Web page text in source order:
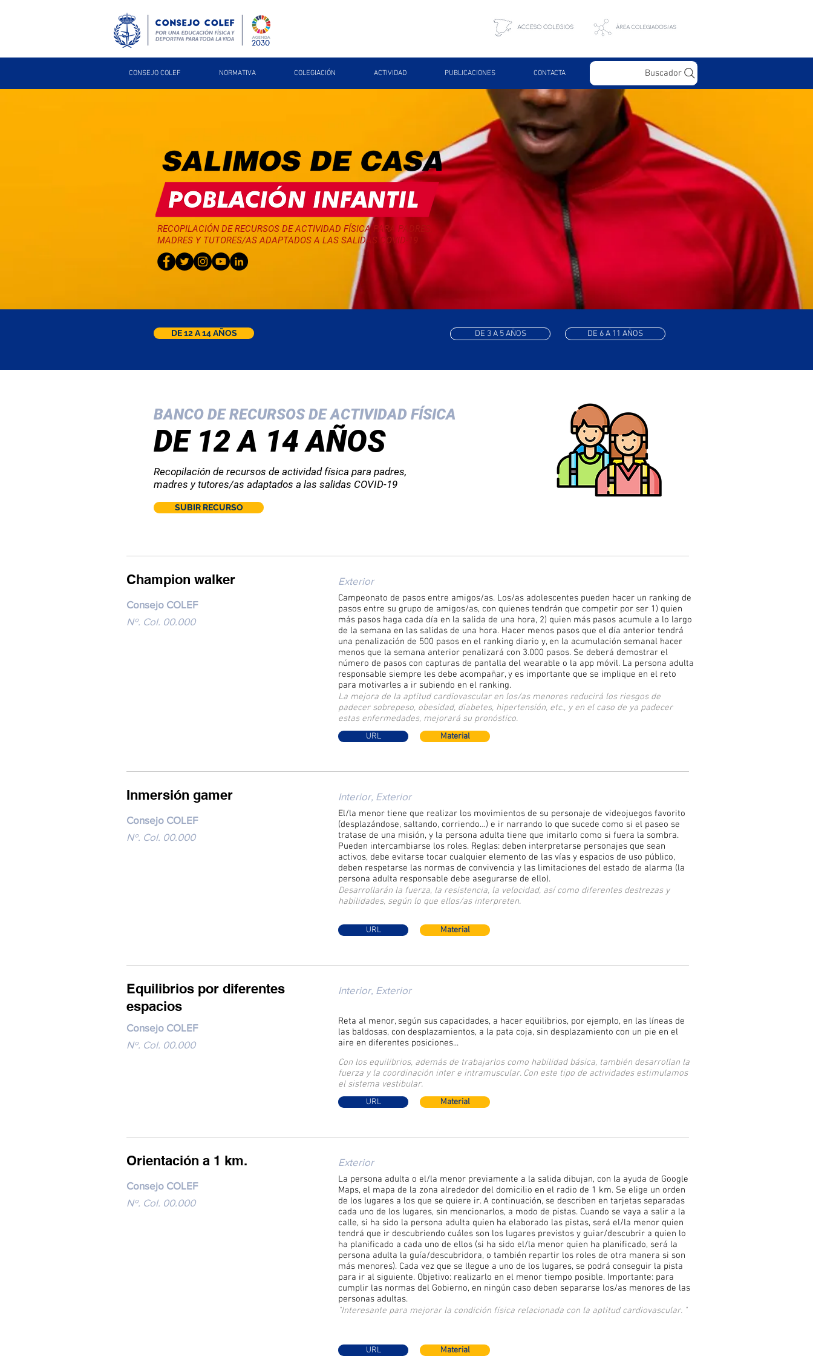
CONSEJO COLEF NORMATIVA COLEGIACIÓN ACTIVIDAD PUBLICACIONES CONTACTA Buscador
RECOPILACIÓN DE RECURSOS DE ACTIVIDAD FÍSICA PARA PADRES,
MADRES Y TUTORES/ASADAPTADOS A LAS SALIDAS COVID-19
DE 12 A 14 AÑOS DE 3 A 5 AÑOS DE 6 A 11 AÑOS
BANCO DE RECURSOS DE ACTIVIDAD FÍSICA
DE 12 A 14 AÑOS
Recopilación de recursos de actividad física para padres,
madres y tutores/as adaptados a las salidas COVID-19
SUBIR RECURSO
Champion walker
Consejo COLEF
Nº. Col. 00.000
Exterior
Campeonato de pasos entre amigos/as. Los/as adolescentes pueden hacer un ranking de
pasos entre su grupo de amigos/as, con quienes tendrán que competir por ser 1) quien
más pasos haga cada día en la salida de una hora, 2) quien más pasos acumule a lo largo
de la semana en las salidas de una hora. Hacer menos pasos que el día anterior tendrá
una penalización de 500 pasos en el ranking diario y, en la acumulación semanal hacer
menos que la semana anterior penalizará con 3.000 pasos. Se deberá demostrar el
número de pasos con capturas de pantalla del wearable o la app móvil. La persona adulta
responsable siempre les debe acompañar, y es importante que se implique en el reto
para motivarles a ir subiendo en el ranking.
La mejora de la aptitud cardiovascular en los/as menores reducirá los riesgos de
padecer sobrepeso, obesidad, diabetes, hipertensión, etc., y en el caso de ya padecer
estas enfermedades, mejorará su pronóstico.
URL Material
Inmersión gamer
Consejo COLEF
Nº. Col. 00.000
Interior, Exterior
El/la menor tiene que realizar los movimientos de su personaje de videojuegos favorito
(desplazándose, saltando, corriendo…) e ir narrando lo que sucede como si el paseo se
tratase de una misión, y la persona adulta tiene que imitarlo como si fuera la sombra.
Pueden intercambiarse los roles. Reglas: deben interpretarse personajes que sean
activos, debe evitarse tocar cualquier elemento de las vías y espacios de uso público,
deben respetarse las normas de convivencia y las limitaciones del estado de alarma (la
persona adulta responsable debe asegurarse de ello).
Desarrollarán la fuerza, la resistencia, la velocidad, así como diferentes destrezas y
habilidades, según lo que ellos/as interpreten.
URL Material
Equilibrios por diferentes
espacios
Consejo COLEF
Nº. Col. 00.000
Interior, Exterior
Reta al menor, según sus capacidades, a hacer equilibrios, por ejemplo, en las líneas de
las baldosas, con desplazamientos, a la pata coja, sin desplazamiento con un pie en el
aire en diferentes posiciones...
Con los equilibrios, además de trabajarlos como habilidad básica, también desarrollan la
fuerza y la coordinación inter e intramuscular. Con este tipo de actividades estimulamos
el sistema vestibular.
URL Material
Orientación a 1 km.
Consejo COLEF
Nº. Col. 00.000
Exterior
La persona adulta o el/la menor previamente a la salida dibujan, con la ayuda de Google
Maps, el mapa de la zona alrededor del domicilio en el radio de 1 km. Se elige un orden
de los lugares a los que se quiere ir. A continuación, se describen en tarjetas separadas
cada uno de los lugares, sin mencionarlos, a modo de pistas. Cuando se vaya a salir a la
calle, si ha sido la persona adulta quien ha elaborado las pistas, será el/la menor quien
tendrá que ir descubriendo cuáles son los lugares previstos y guiar/descubrir a quien lo
ha planificado a cada uno de ellos (si ha sido el/la menor quien ha planificado, será la
persona adulta la guía/descubridora, o también repartir los roles de otra manera si son
más menores). Cada vez que se llegue a uno de los lugares, se podrá conseguir la pista
para ir al siguiente. Objetivo: realizarlo en el menor tiempo posible. Importante: para
cumplir las normas del Gobierno, en ningún caso deben separarse los/as menores de las
personas adultas.
"Interesante para mejorar la condición física relacionada con la aptitud cardiovascular. "
URL Material